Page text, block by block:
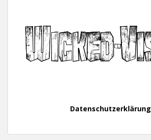
Datenschutzerklärung